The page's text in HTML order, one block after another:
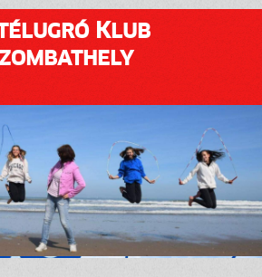
Klub